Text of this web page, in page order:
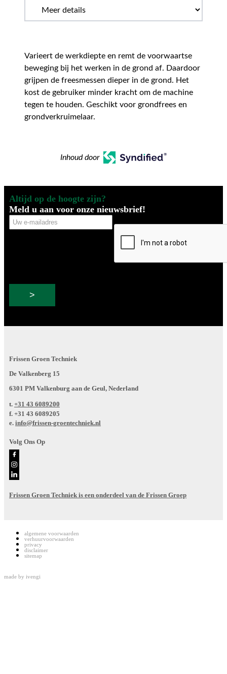
Varieert de werkdiepte en remt de voorwaartse
beweging bij het werken in de grond af. Daardoor
grijpen de freesmessen dieper in de grond. Het
kost de gebruiker minder kracht om de machine
tegen te houden. Geschikt voor grondfrees en
grondverkruimelaar.
Inhoud door
Altijd op de hoogte zijn?
Meld u aan voor onze nieuwsbrief!
Uw
e-
Frissen Groen Techniek
De Valkenberg 15
6301 PM Valkenburg aan de Geul, Nederland
t. +31 43 6089200
f. +31 43 6089205
e. info@frissen-groentechniek.nl
Volg Ons Op
Frissen Groen Techniek is een onderdeel van de Frissen Groep
algemene voorwaarden
verhuurvoorwaarden
privacy
disclaimer
sitemap
made by ivengi